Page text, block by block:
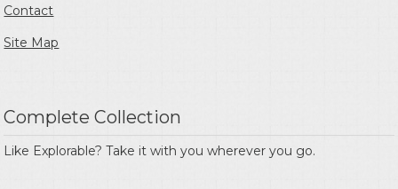
Contact
Site Map
Complete Collection
Like Explorable? Take it with you wherever you go.